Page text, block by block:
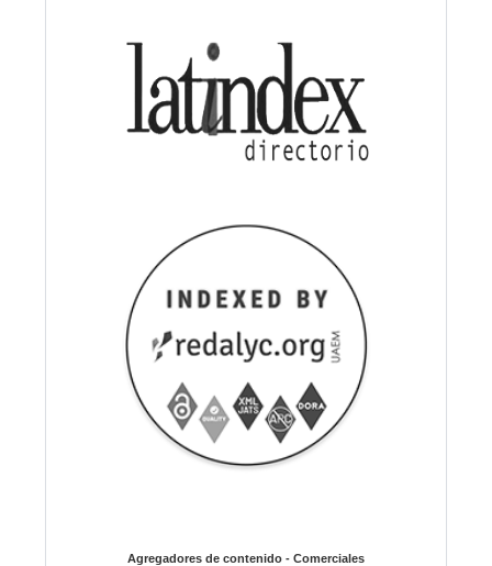
Agregadores de contenido - Comerciales